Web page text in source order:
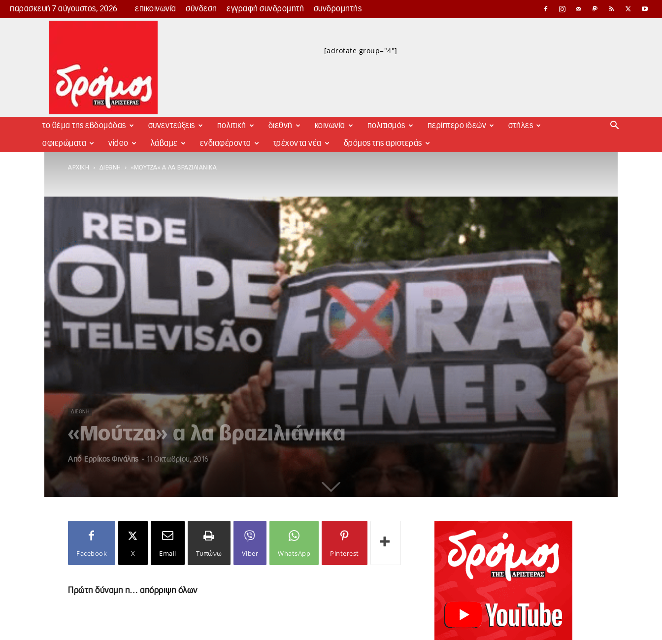
παρασκευή 7 αύγουστος, 2026 επικοινωνία σύνδεση εγγραφή συνδρομητή συνδρομητής
Δρόμος
[adrotate group="4"]
το θέμα της εβδομάδας συνεντεύξεις πολιτική διεθνή κοινωνία πολιτισμός περίπτερο ιδεών στήλες
αφιερώματα video λάβαμε ενδιαφέροντα τρέχοντα νέα δρόμος της αριστεράς
ΑΡΧΙΚΉ ΔΙΕΘΝΉ «ΜΟΎΤΖΑ» Α ΛΑ ΒΡΑΖΙΛΙΆΝΙΚΑ
ΔΙΕΘΝΉ
«Μούτζα» α λα βραζιλιάνικα
Από Ερρίκος Φινάλης - 11 Οκτωβρίου, 2016
Facebook X Email Τυπώνω Viber WhatsApp Pinterest
Πρώτη δύναμη η… απόρριψη όλων